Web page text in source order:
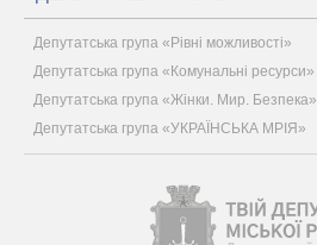
Депутатська група «Рівні можливості»
Депутатська група «Комунальні ресурси»
Депутатська група «Жінки. Мир. Безпека»
Депутатська група «УКРАЇНСЬКА МРІЯ»